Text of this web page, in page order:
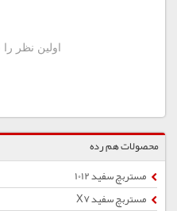
محصولات هم رده
مستربچ سفید 1012
مستربچ سفید X7